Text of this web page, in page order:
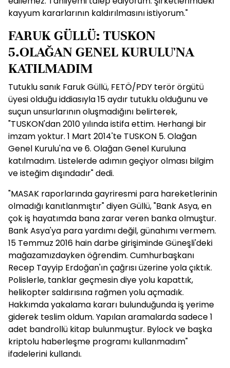
kayyum kararlarının kaldırılmasını istiyorum."
FARUK GÜLLÜ: TUSKON
5.OLAĞAN GENEL KURULU'NA
KATILMADIM
Tutuklu sanık Faruk Güllü, FETÖ/PDY terör örgütü
üyesi olduğu iddiasıyla 15 aydır tutuklu olduğunu ve
suçun unsurlarının oluşmadığını belirterek,
"TUSKON'dan 2010 yılında istifa ettim. Herhangi bir
imzam yoktur. 1 Mart 2014'te TUSKON 5. Olağan
Genel Kurulu'na ve 6. Olağan Genel Kuruluna
katılmadım. Listelerde adımın geçiyor olması bilgim
ve isteğim dışındadır" dedi.
"MASAK raporlarında gayriresmi para hareketlerinin
olmadığı kanıtlanmıştır" diyen Güllü, "Bank Asya, en
çok iş hayatımda bana zarar veren banka olmuştur.
Bank Asya'ya para yardımı değil, günahımı vermem.
15 Temmuz 2016 hain darbe girişiminde Güneşli'deki
mağazamızdayken öğrendim. Cumhurbaşkanı
Recep Tayyip Erdoğan'ın çağrısı üzerine yola çıktık.
Polislerle, tanklar geçmesin diye yolu kapattık,
helikopter saldırısına rağmen yolu açmadık.
Hakkımda yakalama kararı bulunduğunda iş yerime
giderek teslim oldum. Yapılan aramalarda sadece 1
adet bandrollü kitap bulunmuştur. Bylock ve başka
kriptolu haberleşme programı kullanmadım"
ifadelerini kullandı.